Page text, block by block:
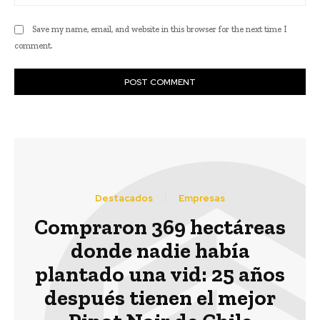
Save my name, email, and website in this browser for the next time I
comment.